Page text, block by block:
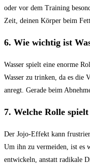
oder vor dem Training
Zeit, deinen ⁤Körper beim⁣
6. Wie wichtig ⁢ist
Wasser spielt eine enorme
Wasser zu trinken, da es die
anregt. Gerade beim
7. Welche Rolle
Der Jojo-Effekt kann
Um ihn zu vermeiden, ist es
entwickeln, anstatt radikale⁢